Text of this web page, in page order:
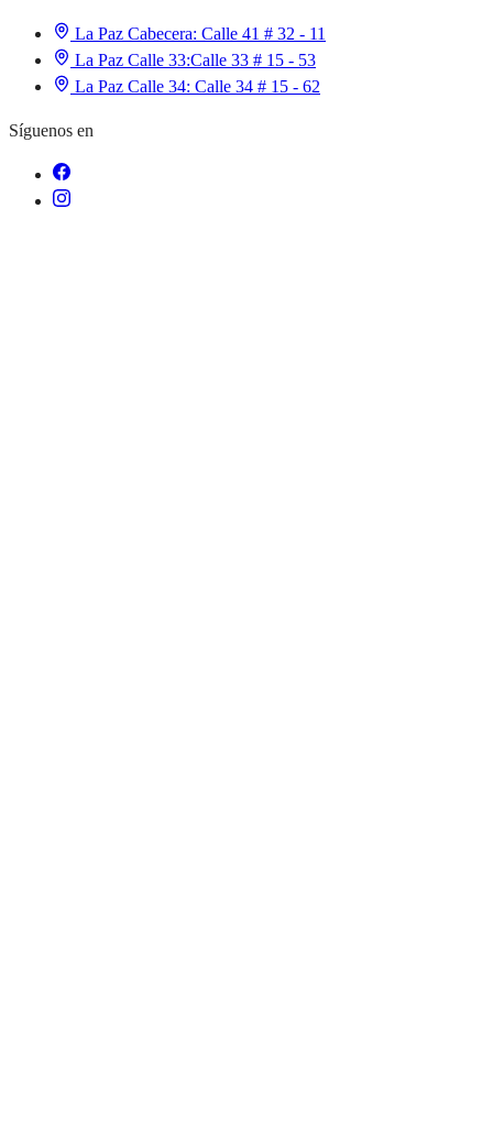
La Paz Cabecera: Calle 41 # 32 - 11
La Paz Calle 33:Calle 33 # 15 - 53
La Paz Calle 34: Calle 34 # 15 - 62
Síguenos en